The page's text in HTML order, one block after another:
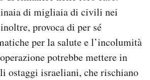
di migliaia di civili nei
provoca di per sé
per la salute e l’incolumità
potrebbe mettere in
ostaggi israeliani, che rischiano